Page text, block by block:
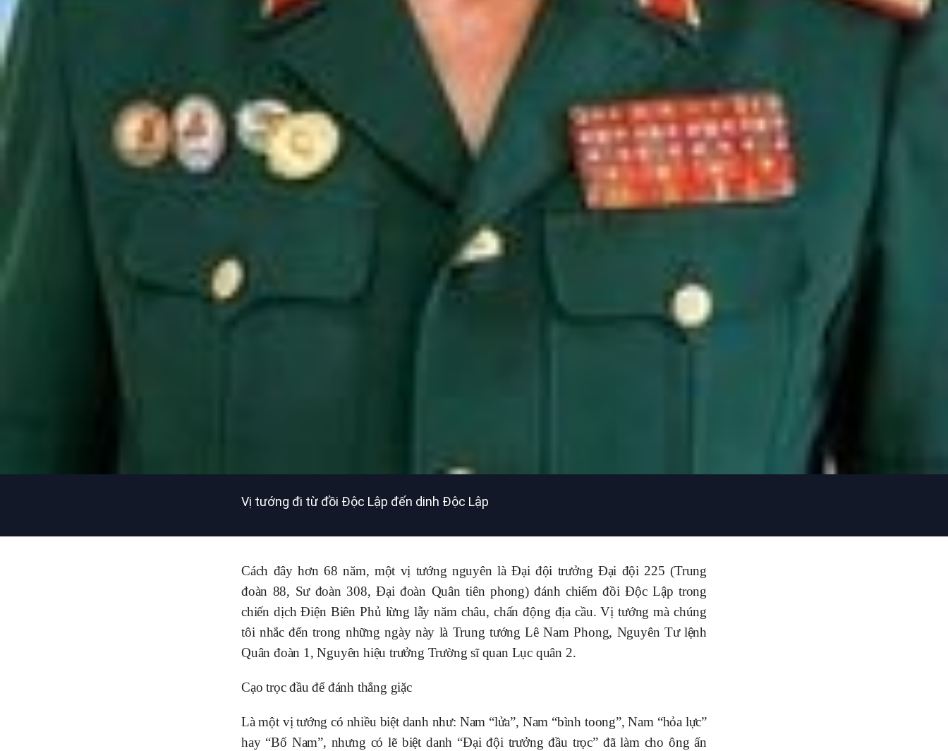
Vị tướng đi từ đồi Độc Lập đến dinh Độc Lập
Cách đây hơn 68 năm, một vị tướng nguyên là Đại đội trưởng Đại đội 225 (Trung
đoàn 88, Sư đoàn 308, Đại đoàn Quân tiên phong) đánh chiếm đồi Độc Lập trong
chiến dịch Điện Biên Phủ lừng lẫy năm châu, chấn động địa cầu. Vị tướng mà chúng
tôi nhắc đến trong những ngày này là Trung tướng Lê Nam Phong, Nguyên Tư lệnh
Quân đoàn 1, Nguyên hiệu trưởng Trường sĩ quan Lục quân 2.
Cạo trọc đầu để đánh thắng giặc
Là một vị tướng có nhiều biệt danh như: Nam “lửa”, Nam “bình toong”, Nam “hỏa lực”
hay “Bố Nam”, nhưng có lẽ biệt danh “Đại đội trưởng đầu trọc” đã làm cho ông ấn